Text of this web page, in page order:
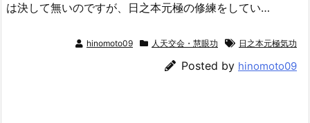
は決して無いのですが、日之本元極の修練をしてい…
hinomoto09 人天交会・慧眼功 日之本元極気功
Posted by hinomoto09